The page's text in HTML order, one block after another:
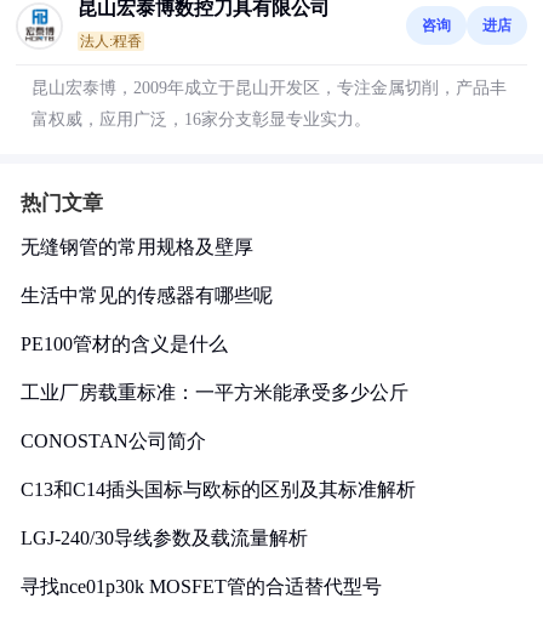
昆山宏泰博数控刀具有限公司
法人:程香
咨询 进店
昆山宏泰博，2009年成立于昆山开发区，专注金属切削，产品丰
富权威，应用广泛，16家分支彰显专业实力。
热门文章
无缝钢管的常用规格及壁厚
生活中常见的传感器有哪些呢
PE100管材的含义是什么
工业厂房载重标准：一平方米能承受多少公斤
CONOSTAN公司简介
C13和C14插头国标与欧标的区别及其标准解析
LGJ-240/30导线参数及载流量解析
寻找nce01p30k MOSFET管的合适替代型号